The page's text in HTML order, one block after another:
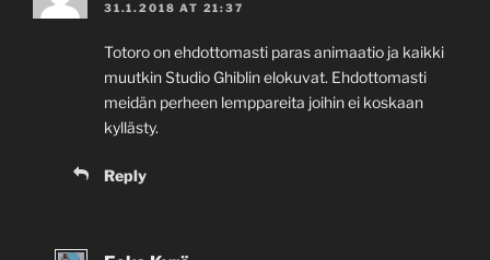
31.1.2018 AT 21:37
Totoro on ehdottomasti paras animaatio ja kaikki
muutkin Studio Ghiblin elokuvat. Ehdottomasti
meidän perheen lemppareita joihin ei koskaan
kyllästy.
Reply